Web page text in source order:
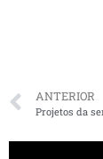
ANTERIOR